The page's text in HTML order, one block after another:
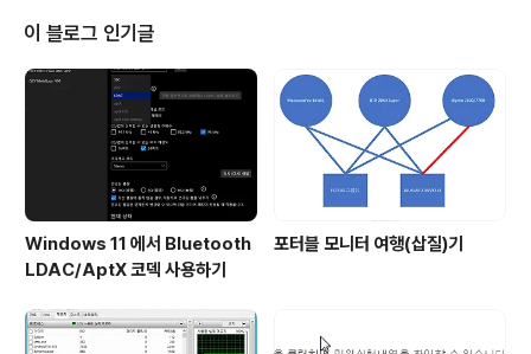
중이라 배송은 3주 후입니다. iPhone / iPad 에 이어 맥
북프로까지, 전파 인증 제도는 왜 있나 몰라 IMEI 화이트리
스팅과 더불어 없어져야 할(혹은 개선) 것 중 하나.
이 블로그 인기글
Windows 11 에서 Bluetooth
LDAC/AptX 코덱 사용하기
포터블 모니터 여행(삽질)기